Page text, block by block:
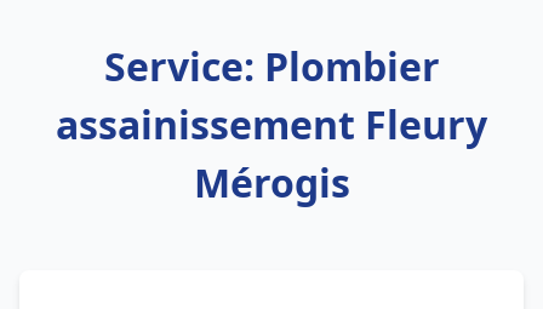
Service: Plombier
assainissement Fleury
Mérogis